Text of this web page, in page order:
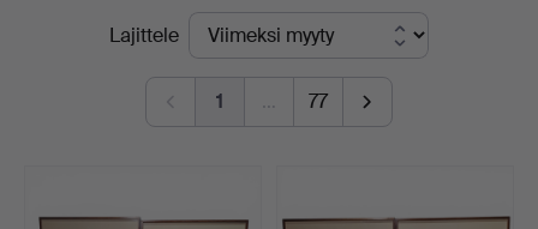
LopullisetLajittele
1 … 77